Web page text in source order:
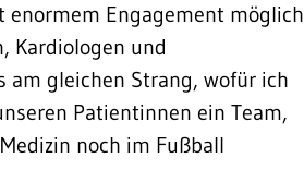
enormem Engagement möglich
Kardiologen und
am gleichen Strang, wofür ich
Patientinnen ein Team,
noch im Fußball